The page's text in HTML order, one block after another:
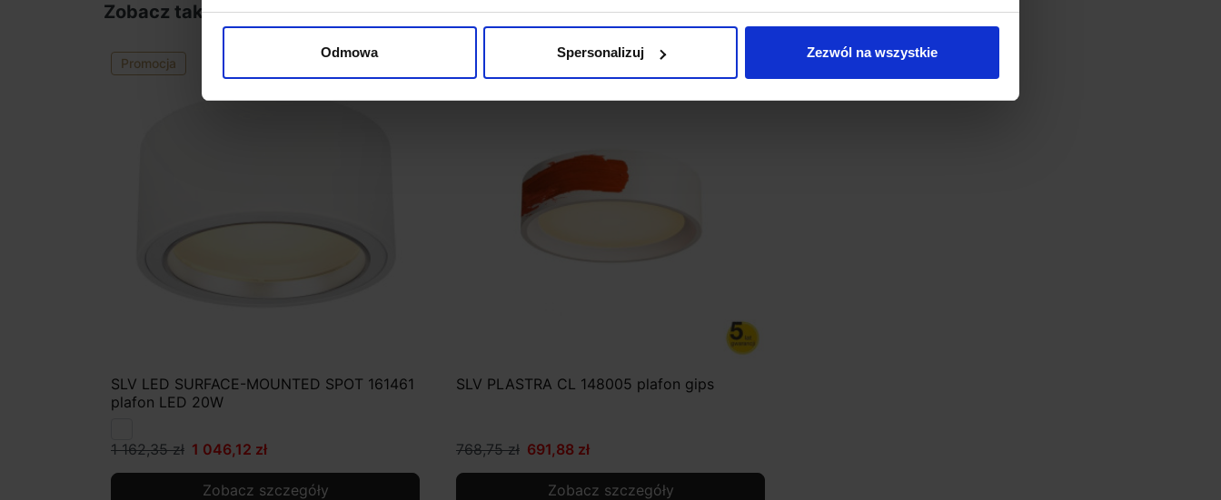
Odmowa Spersonalizuj Zezwól na wszystkie
Zobacz także
Promocja
SLV LED SURFACE-MOUNTED SPOT 161461
plafon LED 20W
1 162,35 zł 1 046,12 zł
Zobacz szczegóły
SLV PLASTRA CL 148005 plafon gips
768,75 zł 691,88 zł
Zobacz szczegóły